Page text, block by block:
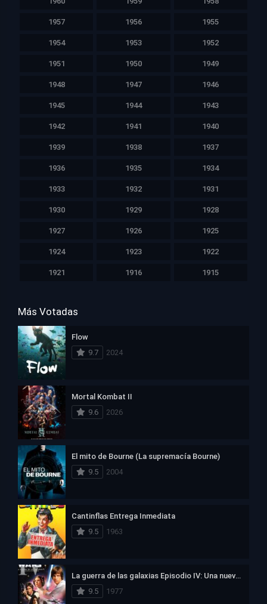
1957 1956 1955
1954 1953 1952
1951 1950 1949
1948 1947 1946
1945 1944 1943
1942 1941 1940
1939 1938 1937
1936 1935 1934
1933 1932 1931
1930 1929 1928
1927 1926 1925
1924 1923 1922
1921 1916 1915
Más Votadas
Flow
9.7
2024
Mortal Kombat II
9.6
2026
El mito de Bourne (La supremacía Bourne)
9.5
2004
Cantinflas Entrega Inmediata
9.5
1963
La guerra de las galaxias Episodio IV: Una nueva esperanza
9.5
1977